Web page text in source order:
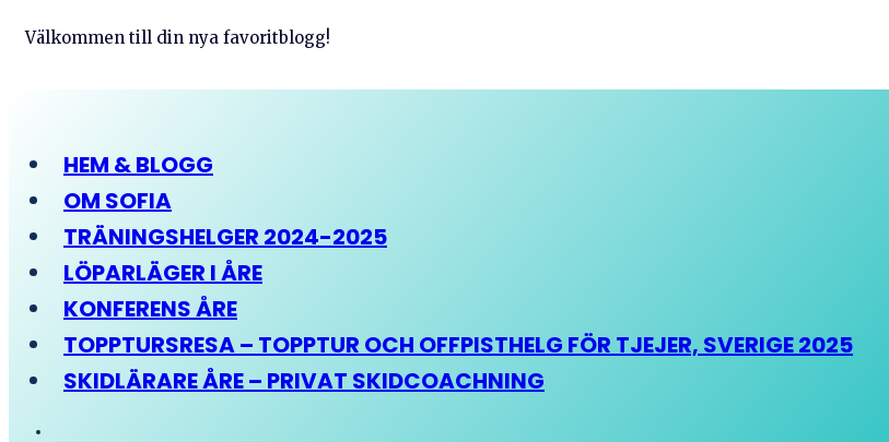
Välkommen till din nya favoritblogg!
HEM & BLOGG
OM SOFIA
TRÄNINGSHELGER 2024-2025
LÖPARLÄGER I ÅRE
KONFERENS ÅRE
TOPPTURSRESA – TOPPTUR OCH OFFPISTHELG FÖR TJEJER, SVERIGE 2025
SKIDLÄRARE ÅRE – PRIVAT SKIDCOACHNING